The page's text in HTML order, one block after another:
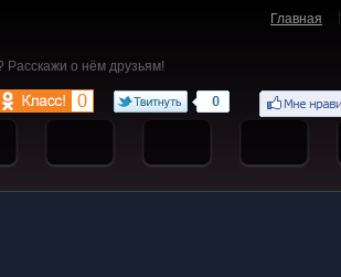
Главная
Расскажи о нём друзьям!